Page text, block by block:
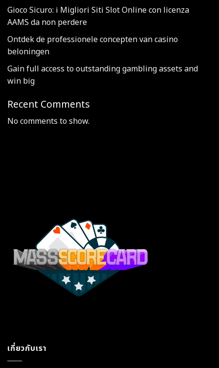
Gioco Sicuro: i Migliori Siti Slot Online con licenza
AAMS da non perdere
Ontdek de professionele concepten van casino
beloningen
Gain full access to outstanding gambling assets and
win big
Recent Comments
No comments to show.
เกี่ยวกับเรา